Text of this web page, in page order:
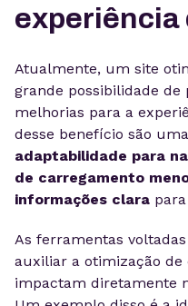
experiência
Atualmente, um site
grande possibilidade de
melhorias para a
desse benefício são uma
adaptabilidade para
de carregamento
informações clara
As ferramentas
auxiliar a otimização de
impactam diretamente